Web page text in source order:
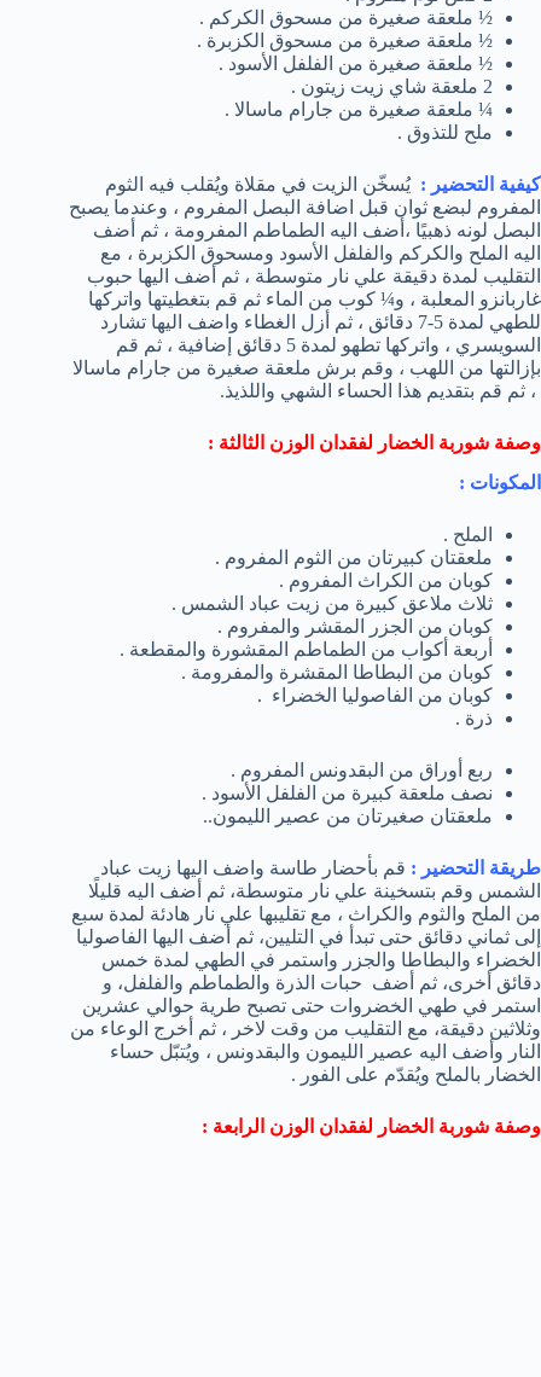
½ ملعقة صغيرة من مسحوق الكركم .
½ ملعقة صغيرة من مسحوق الكزبرة .
½ ملعقة صغيرة من الفلفل الأسود .
2 ملعقة شاي زيت زيتون .
¼ ملعقة صغيرة من جارام ماسالا .
ملح للتذوق .
كيفية التحضير : يُسخّن الزيت في مقلاة ويُقلب فيه الثوم
المفروم لبضع ثوان قبل اضافة البصل المفروم ، وعندما يصبح
البصل لونه ذهبيًا ،أضف اليه الطماطم المفرومة ، ثم أضف
اليه الملح والكركم والفلفل الأسود ومسحوق الكزبرة ، مع
التقليب لمدة دقيقة علي نار متوسطة ، ثم أضف اليها حبوب
غاربانزو المعلبة ، و¼ كوب من الماء ثم قم بتغطيتها واتركها
للطهي لمدة 5-7 دقائق ، ثم أزل الغطاء واضف اليها تشارد
السويسري ، واتركها تطهو لمدة 5 دقائق إضافية ، ثم قم
بإزالتها من اللهب ، وقم برش ملعقة صغيرة من جارام ماسالا
، ثم قم بتقديم هذا الحساء الشهي واللذيذ.
وصفة شوربة الخضار لفقدان الوزن الثالثة :
المكونات :
الملح .
ملعقتان كبيرتان من الثوم المفروم .
كوبان من الكراث المفروم .
ثلاث ملاعق كبيرة من زيت عباد الشمس .
كوبان من الجزر المقشر والمفروم .
أربعة أكواب من الطماطم المقشورة والمقطعة .
كوبان من البطاطا المقشرة والمفرومة .
كوبان من الفاصوليا الخضراء .
ذرة .
ربع أوراق من البقدونس المفروم .
نصف ملعقة كبيرة من الفلفل الأسود .
ملعقتان صغيرتان من عصير الليمون..
طريقة التحضير : قم بأحضار طاسة واضف اليها زيت عباد
الشمس وقم بتسخينة علي نار متوسطة، ثم أضف اليه قليلًا
من الملح والثوم والكراث ، مع تقليبها علي نار هادئة لمدة سبع
إلى ثماني دقائق حتى تبدأ في التليين، ثم أضف اليها الفاصوليا
الخضراء والبطاطا والجزر واستمر في الطهي لمدة خمس
دقائق أخرى، ثم أضف حبات الذرة والطماطم والفلفل، و
استمر في طهي الخضروات حتى تصبح طرية حوالي عشرين
وثلاثين دقيقة، مع التقليب من وقت لاخر ، ثم أخرج الوعاء من
النار وأضف اليه عصير الليمون والبقدونس ، ويُتبّل حساء
الخضار بالملح ويُقدّم على الفور .
وصفة شوربة الخضار لفقدان الوزن الرابعة :